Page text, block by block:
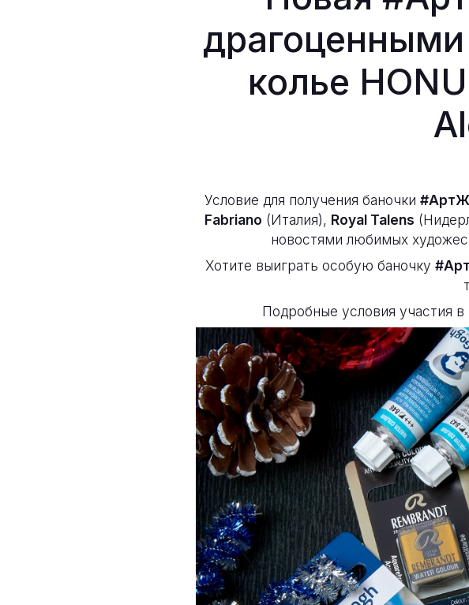
колье
Условие для получения баночки
Fabriano (Италия), Royal Talens
новостями любимых
Хотите выиграть особую баночку
Подробные условия участия